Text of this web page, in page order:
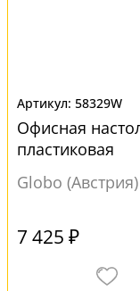
58329W
Офисная
пластиковая
Globo (Австрия)
7 425 ₽